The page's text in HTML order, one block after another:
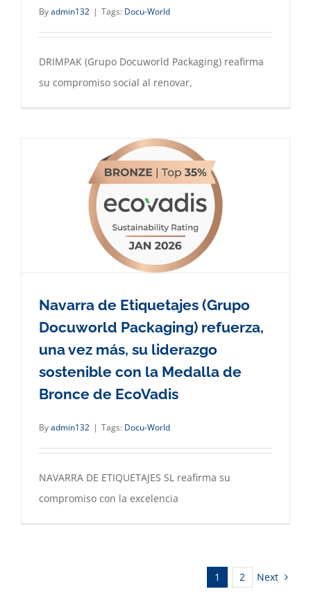
Byadmin132 | Tags: Docu-World
DRIMPAK (Grupo Docuworld Packaging) reafirma
su compromiso social al renovar,
Navarra de Etiquetajes (Grupo
Docuworld Packaging) refuerza,
una vez más, su liderazgo
sostenible con la Medalla de
Bronce de EcoVadis
Byadmin132 | Tags: Docu-World
NAVARRA DE ETIQUETAJES SL reafirma su
compromiso con la excelencia
1 2 Next